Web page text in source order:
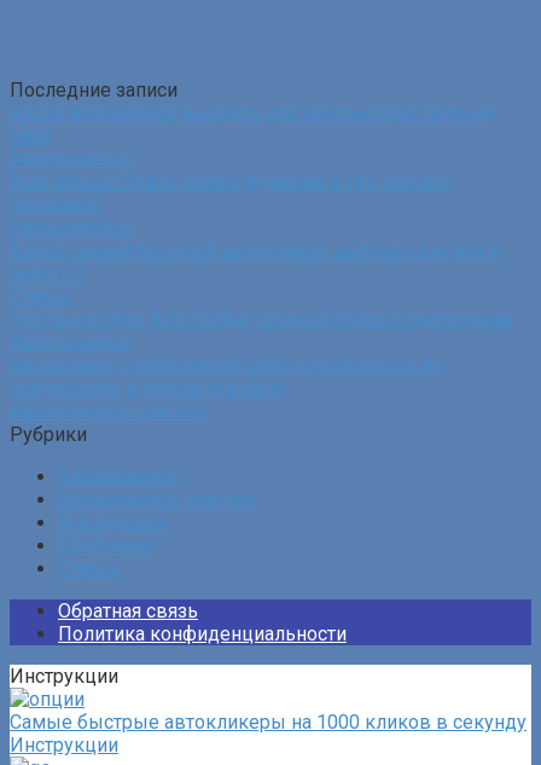
Последние записи
Какой автокликер выбрать для компьютера: полный
гайд
Автокликеры
Auto Mouse Clicker: обзор, функции и где скачать
бесплатно
Автокликеры
Какой самый быстрый автокликер выбрать для игр и
работы?
Статьи
Что такое Imba Auto Clicker: полный обзор и инструкция
Автокликеры
Автокликер для Geometry Dash: руководство по
скачиванию и использованию
Автокликеры для игр
Рубрики
Автокликеры
Автокликеры для игр
Инструкции
Проблемы
Статьи
Обратная связь
Политика конфиденциальности
Инструкции
Самые быстрые автокликеры на 1000 кликов в секунду
Инструкции